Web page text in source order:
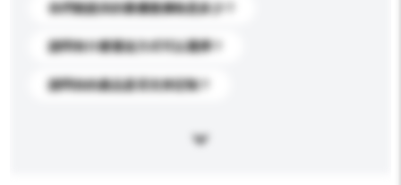
你們能提供的最優惠價格是多少？
請問有什麼運送方式可以選擇？
請問你的產品是否支持定制？